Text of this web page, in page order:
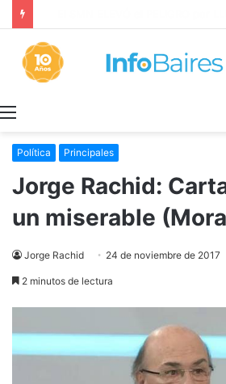
Política Principales
Jorge Rachid:
un miserable
Jorge Rachid 24 de noviembre de 2017
2 minutos de lectura